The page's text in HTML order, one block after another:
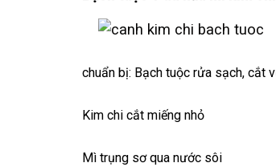
chuẩn bị: Bạch tuộc rửa sạch, cắt
Kim chi cắt miếng nhỏ
Mì trụng sơ qua nước sôi